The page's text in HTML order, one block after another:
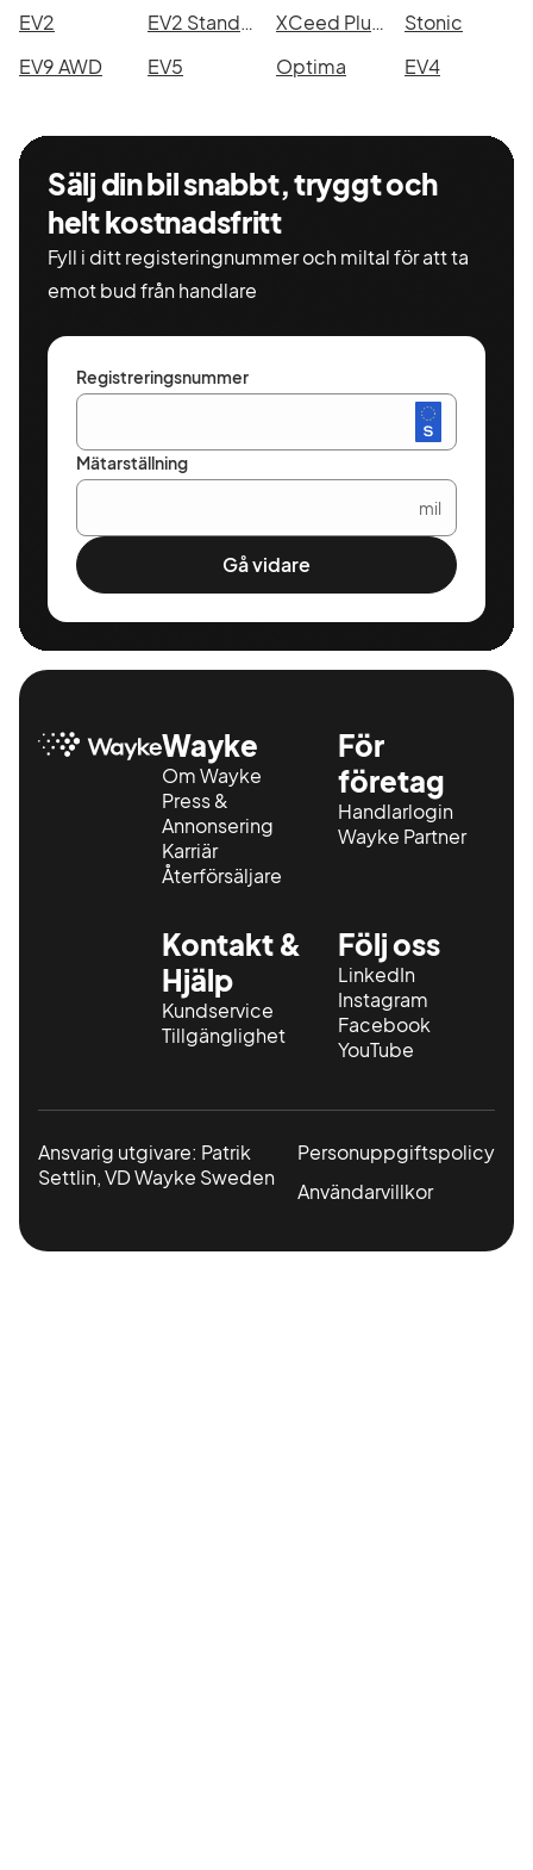
EV2
EV2 Standard Range XCeed Plug-in Hybrid
Stonic
EV9 AWD
EV5 Optima EV4
Sälj din bil snabbt, tryggt och
helt kostnadsfritt
Fyll i ditt registeringnummer och miltal för att ta
emot bud från handlare
Registreringsnummer
Mätarställning
mil
Gå vidare
Wayke
Om Wayke
Press &
Annonsering
Karriär
Återförsäljare
För
företag
Handlarlogin
Wayke Partner
Kontakt &
Hjälp
Kundservice
Tillgänglighet
Följ oss
LinkedIn
Instagram
Facebook
YouTube
Ansvarig utgivare: Patrik
Settlin, VD Wayke Sweden
Personuppgiftspolicy
Användarvillkor